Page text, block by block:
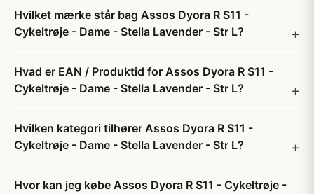
Hvilket mærke står bag Assos Dyora R S11 -
Cykeltrøje - Dame - Stella Lavender - Str L?
Hvad er EAN / Produktid for Assos Dyora R S11 -
Cykeltrøje - Dame - Stella Lavender - Str L?
Hvilken kategori tilhører Assos Dyora R S11 -
Cykeltrøje - Dame - Stella Lavender - Str L?
Hvor kan jeg købe Assos Dyora R S11 - Cykeltrøje -